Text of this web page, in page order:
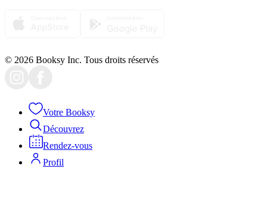
© 2026 Booksy Inc. Tous droits réservés
Votre Booksy
Découvrez
Rendez-vous
Profil